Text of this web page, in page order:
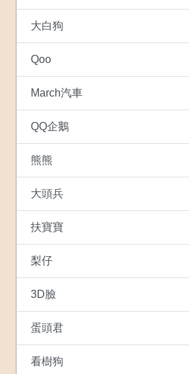
大白狗
Qoo
March汽車
QQ企鵝
熊熊
大頭兵
扶寶寶
梨仔
3D臉
蛋頭君
看樹狗